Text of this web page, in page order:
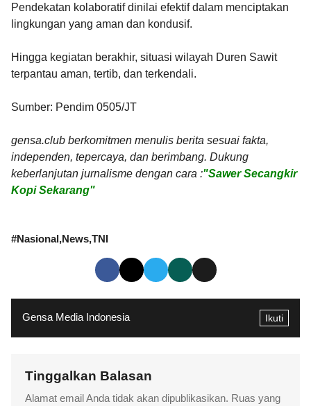
Pendekatan kolaboratif dinilai efektif dalam menciptakan
lingkungan yang aman dan kondusif.
Hingga kegiatan berakhir, situasi wilayah Duren Sawit
terpantau aman, tertib, dan terkendali.
Sumber: Pendim 0505/JT
gensa.club berkomitmen menulis berita sesuai fakta,
independen, tepercaya, dan berimbang. Dukung
keberlanjutan jurnalisme dengan cara :"Sawer Secangkir
Kopi Sekarang"
#Nasional News TNI
Gensa Media Indonesia Ikuti
Tinggalkan Balasan
Alamat email Anda tidak akan dipublikasikan. Ruas yang